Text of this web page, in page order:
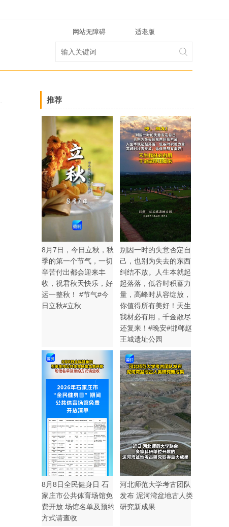
网站无障碍 适老版
推荐
8月7日，今日立秋，秋
季的第一个节气，一切
辛苦付出都会迎来丰
收，祝君秋天快乐，好
运一整秋！ #节气#今
日立秋#立秋
别因一时的失意否定自
己，也别为失去的东西
纠结不放。人生本就起
起落落，低谷时积蓄力
量，高峰时从容绽放，
你值得所有美好！天生
我材必有用，千金散尽
还复来！#晚安#邯郸赵
王城遗址公园
8月8日全民健身日 石
家庄市公共体育场馆免
费开放 场馆名单及预约
方式请查收
河北师范大学考古团队
发布 泥河湾盆地古人类
研究新成果